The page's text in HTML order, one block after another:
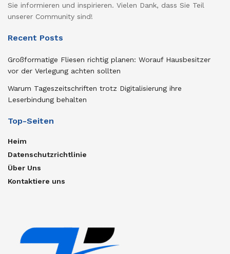
Sie informieren und inspirieren. Vielen Dank, dass Sie Teil
unserer Community sind!
Recent Posts
Großformatige Fliesen richtig planen: Worauf Hausbesitzer
vor der Verlegung achten sollten
Warum Tageszeitschriften trotz Digitalisierung ihre
Leserbindung behalten
Top-Seiten
Heim
Datenschutzrichtlinie
Über Uns
Kontaktiere uns